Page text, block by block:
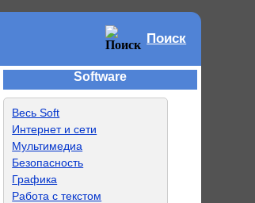
Поиск
Software
Весь Soft
Интернет и сети
Мультимедиа
Безопасность
Графика
Работа с текстом